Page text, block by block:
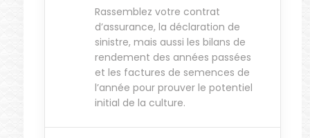
Rassemblez votre contrat
d’assurance, la déclaration de
sinistre, mais aussi les bilans de
rendement des années passées
et les factures de semences de
l’année pour prouver le potentiel
initial de la culture.